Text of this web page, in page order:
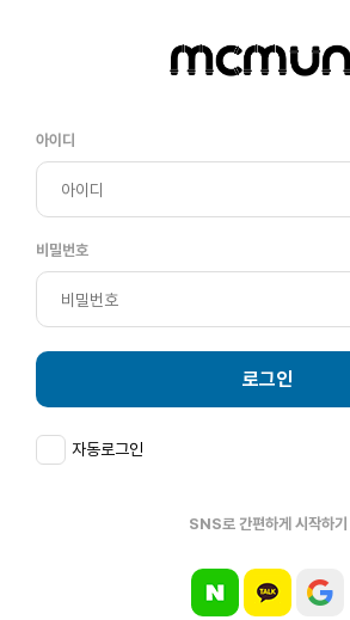
아이디
비밀번호
로그인
자동로그인
SNS로 간편하게 시작하기